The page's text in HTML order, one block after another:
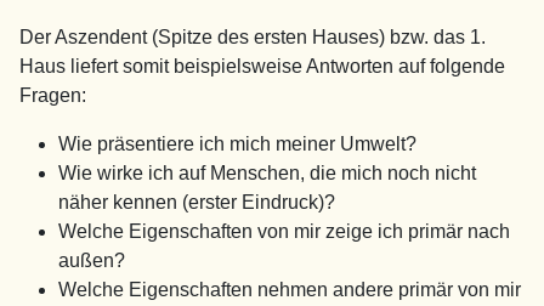
Der Aszendent (Spitze des ersten Hauses) bzw. das 1.
Haus liefert somit beispielsweise Antworten auf folgende
Fragen:
Wie präsentiere ich mich meiner Umwelt?
Wie wirke ich auf Menschen, die mich noch nicht
näher kennen (erster Eindruck)?
Welche Eigenschaften von mir zeige ich primär nach
außen?
Welche Eigenschaften nehmen andere primär von mir